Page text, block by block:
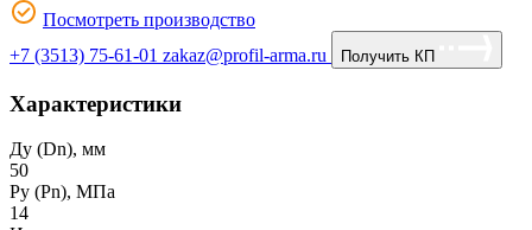
Посмотреть производство
+7 (3513) 75-61-01 zakaz@profil-arma.ru Получить КП
Характеристики
Ду (Dn), мм
50
Ру (Рn), МПа
14